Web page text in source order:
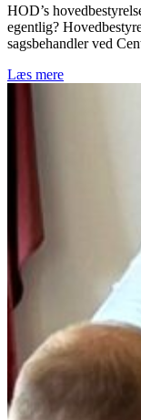
HOD’s
egentlig?
sagsbehandler ved
Læs mere